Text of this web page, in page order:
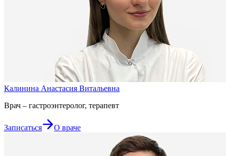
Калинина Анастасия Витальевна
Врач – гастроэнтеролог, терапевт
Записаться О враче